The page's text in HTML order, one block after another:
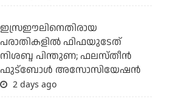
ഇസ്രഈലിനെതിരായ
പരാതികളില്‍ ഫിഫയുടേത്
നിശബ്ദ പിന്തുണ; ഫലസ്തീന്‍
ഫുട്‌ബോള്‍ അസോസിയേഷന്‍
2 days ago